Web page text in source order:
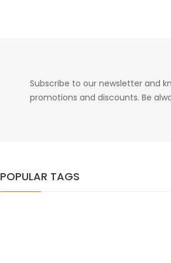
Subscribe to our newsletter and
promotions and discounts. Be
POPULAR TAGS